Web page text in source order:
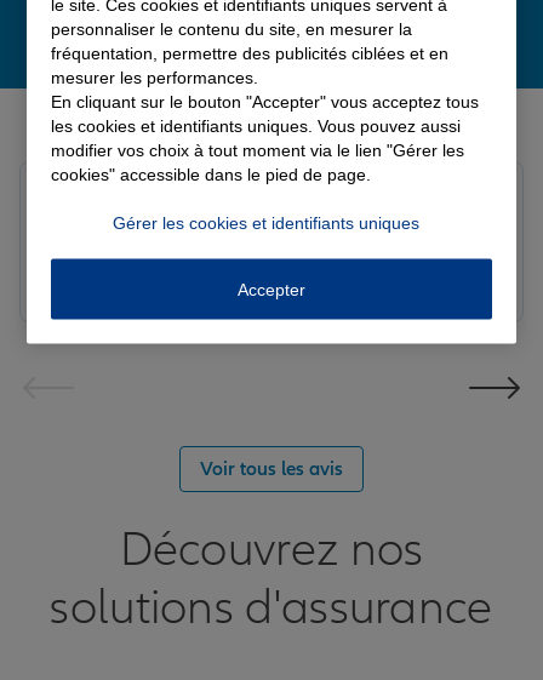
Derniers avis de nos agences Allianz
Voir tous les avis
Découvrez nos
solutions d'assurance
personnaliser le contenu du site, en mesurer la
fréquentation, permettre des publicités ciblées et en
mesurer les performances.
En cliquant sur le bouton "Accepter" vous acceptez tous
les cookies et identifiants uniques. Vous pouvez aussi
modifier vos choix à tout moment via le lien "Gérer les
cookies" accessible dans le pied de page.
Gérer les cookies et identifiants uniques
Accepter